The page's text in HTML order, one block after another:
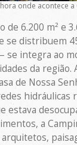
onde acontece
de 6.200 m² e
se distribuem
integra ao
da
de Nossa
a